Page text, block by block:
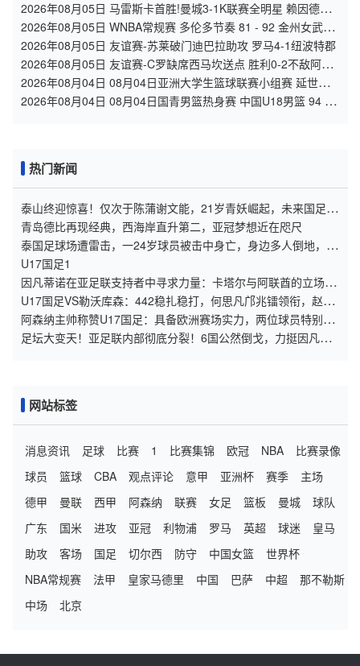
德里克时隔614天复出
2026年08月05日 马雷斯卡首胜!曼城3-1K联赛全明星 赖因德斯
努里破门塞梅尼奥助攻
2026年08月05日 WNBA常规赛 多伦多节奏 81 - 92 金州女武神
全场集锦
2026年08月05日 友谊赛-苏莱破门迪巴拉助攻 罗马4-1纽波特郡
2026年08月05日 友谊赛-C罗缺席西马坎送点 胜利0-2不敌阿尔
梅里亚
2026年08月04日 08月04日亚洲大学生篮球联赛小组赛 延世大
学 82 - 83 北京大学 集锦
2026年08月04日 08月04日国青男篮热身赛 中国U18男篮 94 -
热门新闻
泰山终迎惊喜！仅次于陈蒲谢文能，21岁青妖崛起，未来国足新
锋线！
青岛德比再现经典，西海岸直升第二，亚冠梦想近在咫尺
泰国足球场遭雷击，一24岁球员被击中身亡，身边多人倒地，至
少9人受伤，警方介入调查
U17国足1
因凡蒂诺在亚足联支持者中寻求力量：卡塔尔与阿联酋的立场引
发关注
U17国足VS勒沃库森：442稳扎稳打，何思凡邝兆镭领衔，赵松
源冲锋
阿森纳主帅称赞U17国足：具备欧洲赛场实力，两位球员特别突
出
足坛大变天！亚足联内部彻底分裂！6国公然倒戈，力挺因凡蒂
网站标签
消息资讯 足球 比赛 1 比赛集锦 欧冠 NBA
比赛录像
球员
篮球 CBA 观点评论 意甲 亚洲杯 赛季
主场
德甲
曼联 西甲 阿森纳 联赛 女足 篮板 曼城
球队
广东
国米 进攻 亚冠 利物浦 罗马 英超 球迷
皇马
助攻
客场 国足 切尔西 防守 中国女篮
世界杯
NBA常规赛
法甲 皇家马德里 中国 巴萨 中超
那不勒斯
中场
北京